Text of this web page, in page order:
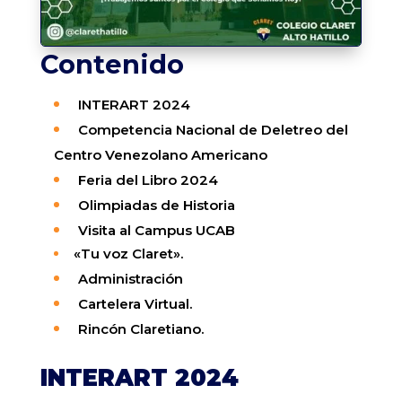
Contenido
INTERART 2024
Competencia Nacional de Deletreo del
Centro Venezolano Americano
Feria del Libro 2024
Olimpiadas de Historia
Visita al Campus UCAB
«Tu voz Claret».
Administración
Cartelera Virtual.
Rincón Claretiano.
INTERART 2024